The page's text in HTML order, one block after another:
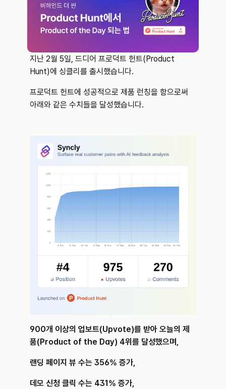
지난 2월 5일, 드디어 프로덕트 헌트(Product
Hunt)에 싱클리를 출시했습니다.
프로덕트 헌트에 성공적으로 제품 런칭을 함으로써
아래와 같은 수치들을 달성했습니다.
900개 이상의 업보트(Upvote)를 받아 오늘의 제
품(Product of the Day) 4위를 달성했으며,
랜딩 페이지 뷰 수는 356% 증가,
데모 신청 클릭 수는 431% 증가,